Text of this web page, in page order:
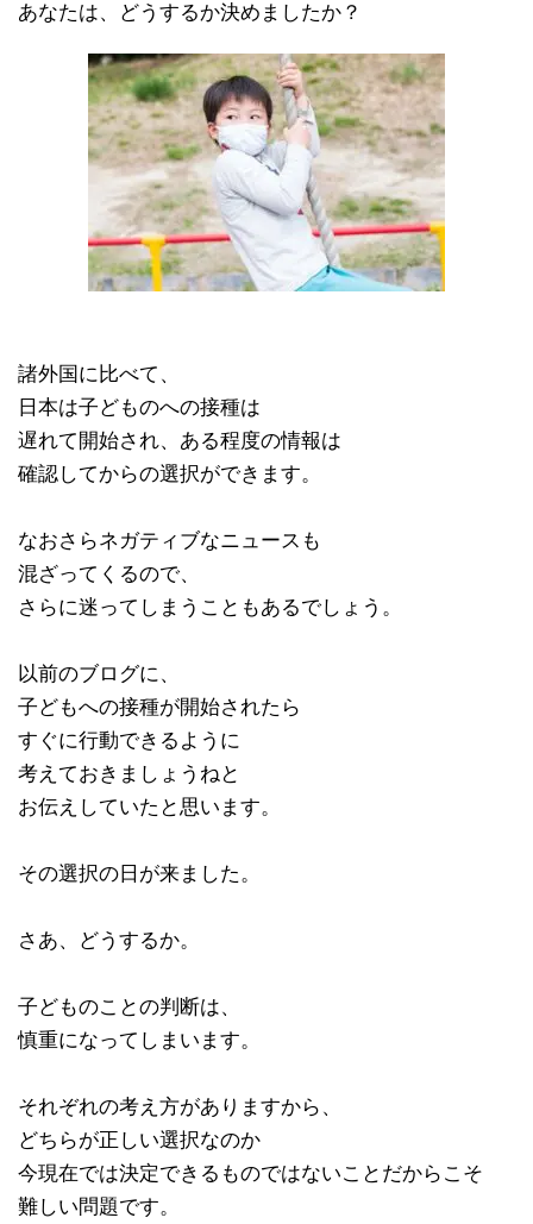
あなたは、どうするか決めましたか？
諸外国に比べて、
日本は子どものへの接種は
遅れて開始され、ある程度の情報は
確認してからの選択ができます。
なおさらネガティブなニュースも
混ざってくるので、
さらに迷ってしまうこともあるでしょう。
以前のブログに、
子どもへの接種が開始されたら
すぐに行動できるように
考えておきましょうねと
お伝えしていたと思います。
その選択の日が来ました。
さあ、どうするか。
子どものことの判断は、
慎重になってしまいます。
それぞれの考え方がありますから、
どちらが正しい選択なのか
今現在では決定できるものではないことだからこそ
難しい問題です。